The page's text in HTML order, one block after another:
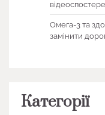
Омега-3 та
замінити
Категорії